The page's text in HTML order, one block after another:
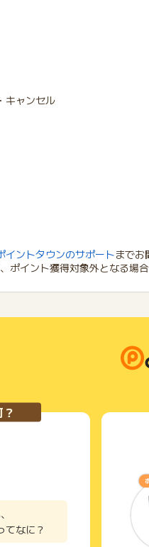
キャンセル
イントタウンのサポートまでお
ポイント獲得対象外となる場合
てなに？